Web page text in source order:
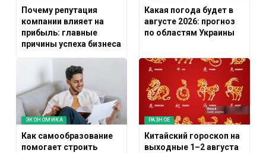
Почему репутация
компании влияет на
прибыль: главные
причины успеха бизнеса
Какая погода будет в
августе 2026: прогноз
по областям Украины
ЭКОНОМИКА
Как самообразование
помогает строить
РАЗНОЕ
Китайский гороскоп на
выходные 1–2 августа